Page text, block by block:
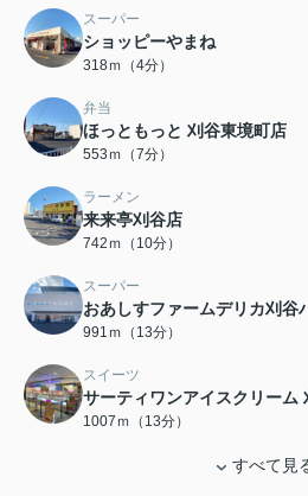
スーパー
ショッピーやまね
318ｍ（4分）
弁当
ほっともっと 刈谷東境町店
553ｍ（7分）
ラーメン
来来亭刈谷店
742ｍ（10分）
スーパー
おあしすファームデリカ刈谷
991ｍ（13分）
スイーツ
サーティワンアイスクリーム
1007ｍ（13分）
すべて見